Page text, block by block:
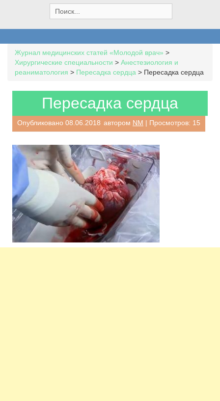
e
a
h
f
o
:
Журнал медицинских статей «Молодой врач» >
Хирургические специальности > Анестезиология и
реаниматология > Пересадка сердца > Пересадка сердца
Пересадка сердца
Опубликовано 08.06.2018 автором NM | Просмотров: 15